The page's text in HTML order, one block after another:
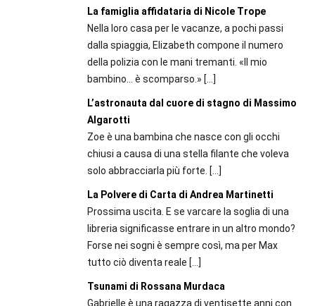
La famiglia affidataria di Nicole Trope
Nella loro casa per le vacanze, a pochi passi
dalla spiaggia, Elizabeth compone il numero
della polizia con le mani tremanti. «Il mio
bambino… è scomparso.» […]
L’astronauta dal cuore di stagno di Massimo
Algarotti
Zoe è una bambina che nasce con gli occhi
chiusi a causa di una stella filante che voleva
solo abbracciarla più forte. […]
La Polvere di Carta di Andrea Martinetti
Prossima uscita. E se varcare la soglia di una
libreria significasse entrare in un altro mondo?
Forse nei sogni è sempre così, ma per Max
tutto ciò diventa reale […]
Tsunami di Rossana Murdaca
Gabrielle è una ragazza di ventisette anni con